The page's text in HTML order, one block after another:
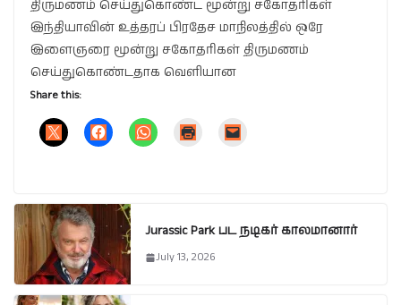
திருமணம் செய்துகொண்ட மூன்று சகோதரிகள்
இந்தியாவின் உத்தரப் பிரதேச மாநிலத்தில் ஒரே
இளைஞரை மூன்று சகோதரிகள் திருமணம்
செய்துகொண்டதாக வெளியான
Share this:
Jurassic Park பட நடிகர் காலமானார்
July 13, 2026